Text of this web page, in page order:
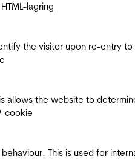
lagring
the visitor upon re-entry
allows the website to
cookie
This is used for